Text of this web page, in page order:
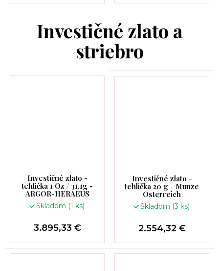
Investičné zlato a
striebro
Investičné zlato -
tehlička 1 Oz / 31,1g -
ARGOR-HERAEUS
Skladom (1 ks)
3.895,33 €
Investičné zlato -
tehlička 20 g - Munze
Osterreich
Skladom (3 ks)
2.554,32 €